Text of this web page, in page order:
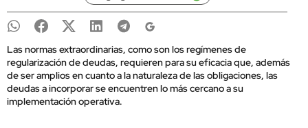
Las normas extraordinarias, como son los regímenes de
regularización de deudas, requieren para su eficacia que, además
de ser amplios en cuanto a la naturaleza de las obligaciones, las
deudas a incorporar se encuentren lo más cercano a su
implementación operativa.